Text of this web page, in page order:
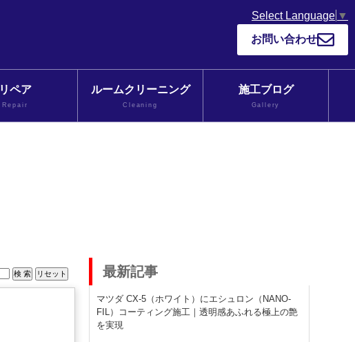
Select Language ▼
お問い合わせ
リペア
Repair
ルームクリーニング
Cleaning
施工ブログ
Gallery
最新記事
マツダ CX-5（ホワイト）にエシュロン（NANO-
FIL）コーティング施工｜透明感あふれる極上の艶
を実現